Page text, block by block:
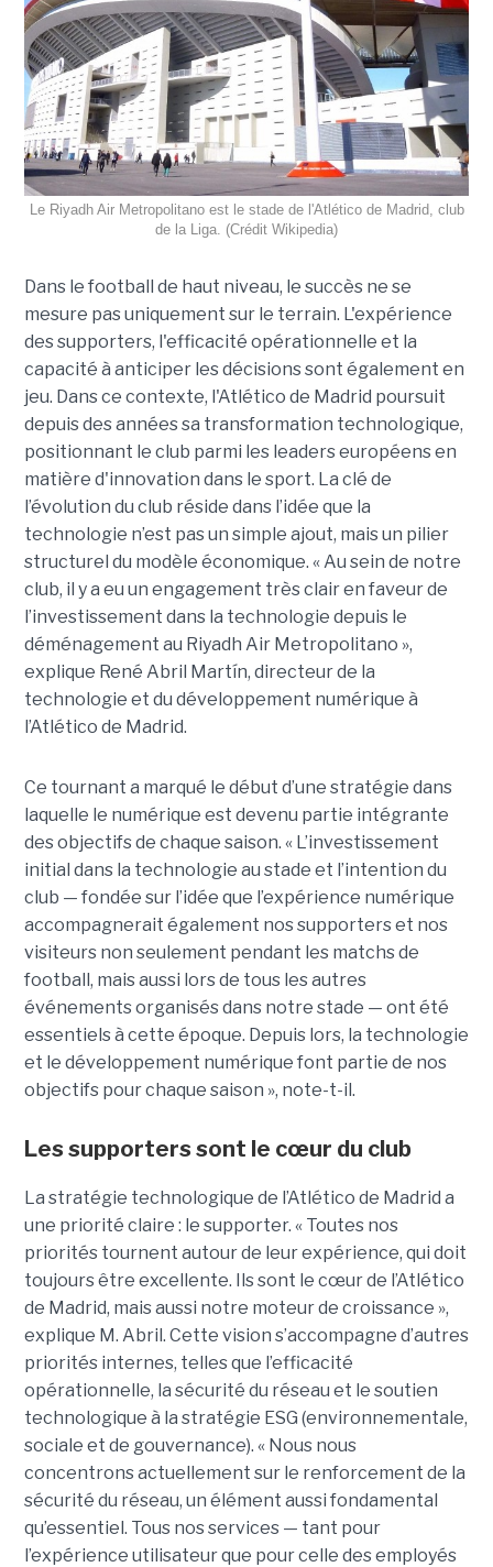
Le Riyadh Air Metropolitano est le stade de l'Atlético de Madrid, club
de la Liga. (Crédit Wikipedia)
Dans le football de haut niveau, le succès ne se
mesure pas uniquement sur le terrain. L'expérience
des supporters, l'efficacité opérationnelle et la
capacité à anticiper les décisions sont également en
jeu. Dans ce contexte, l'Atlético de Madrid poursuit
depuis des années sa transformation technologique,
positionnant le club parmi les leaders européens en
matière d'innovation dans le sport. La clé de
l’évolution du club réside dans l’idée que la
technologie n’est pas un simple ajout, mais un pilier
structurel du modèle économique. « Au sein de notre
club, il y a eu un engagement très clair en faveur de
l’investissement dans la technologie depuis le
déménagement au Riyadh Air Metropolitano »,
explique René Abril Martín, directeur de la
technologie et du développement numérique à
l’Atlético de Madrid.
Ce tournant a marqué le début d’une stratégie dans
laquelle le numérique est devenu partie intégrante
des objectifs de chaque saison. « L’investissement
initial dans la technologie au stade et l’intention du
club — fondée sur l’idée que l’expérience numérique
accompagnerait également nos supporters et nos
visiteurs non seulement pendant les matchs de
football, mais aussi lors de tous les autres
événements organisés dans notre stade — ont été
essentiels à cette époque. Depuis lors, la technologie
et le développement numérique font partie de nos
objectifs pour chaque saison », note-t-il.
Les supporters sont le cœur du club
La stratégie technologique de l’Atlético de Madrid a
une priorité claire : le supporter. « Toutes nos
priorités tournent autour de leur expérience, qui doit
toujours être excellente. Ils sont le cœur de l’Atlético
de Madrid, mais aussi notre moteur de croissance »,
explique M. Abril. Cette vision s’accompagne d’autres
priorités internes, telles que l’efficacité
opérationnelle, la sécurité du réseau et le soutien
technologique à la stratégie ESG (environnementale,
sociale et de gouvernance). « Nous nous
concentrons actuellement sur le renforcement de la
sécurité du réseau, un élément aussi fondamental
qu’essentiel. Tous nos services — tant pour
l’expérience utilisateur que pour celle des employés